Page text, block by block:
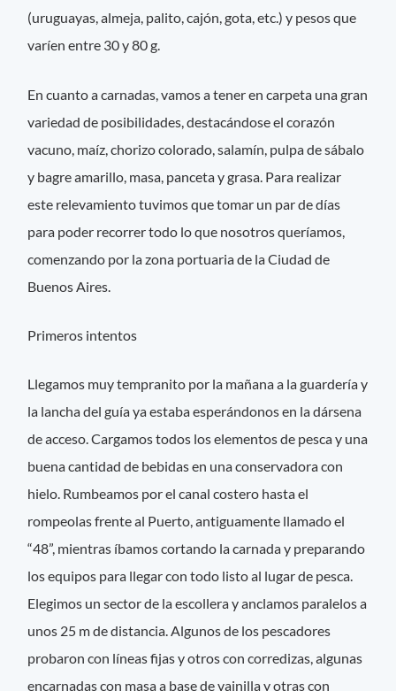
(uruguayas, almeja, palito, cajón, gota, etc.) y pesos que
varíen entre 30 y 80 g.
En cuanto a carnadas, vamos a tener en carpeta una gran
variedad de posibilidades, destacándose el corazón
vacuno, maíz, chorizo colorado, salamín, pulpa de sábalo
y bagre amarillo, masa, panceta y grasa. Para realizar
este relevamiento tuvimos que tomar un par de días
para poder recorrer todo lo que nosotros queríamos,
comenzando por la zona portuaria de la Ciudad de
Buenos Aires.
Primeros intentos
Llegamos muy tempranito por la mañana a la guardería y
la lancha del guía ya estaba esperándonos en la dársena
de acceso. Cargamos todos los elementos de pesca y una
buena cantidad de bebidas en una conservadora con
hielo. Rumbeamos por el canal costero hasta el
rompeolas frente al Puerto, antiguamente llamado el
“48”, mientras íbamos cortando la carnada y preparando
los equipos para llegar con todo listo al lugar de pesca.
Elegimos un sector de la escollera y anclamos paralelos a
unos 25 m de distancia. Algunos de los pescadores
probaron con líneas fijas y otros con corredizas, algunas
encarnadas con masa a base de vainilla y otras con